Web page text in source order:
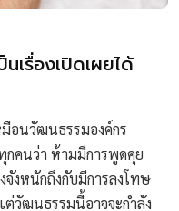
นเรื่องเปิดเผยได้
อนวัฒนธรรมองค์กร
กคนว่า ห้ามมีการพูดคุย
จังหนักถึงกับมีการลงโทษ
วัฒนธรรมนี้อาจจะกำลัง